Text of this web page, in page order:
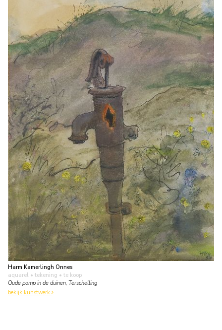
Harm Kamerlingh Onnes
aquarel • tekening • te koop
Oude pomp in de duinen, Terschelling
bekijk kunstwerk